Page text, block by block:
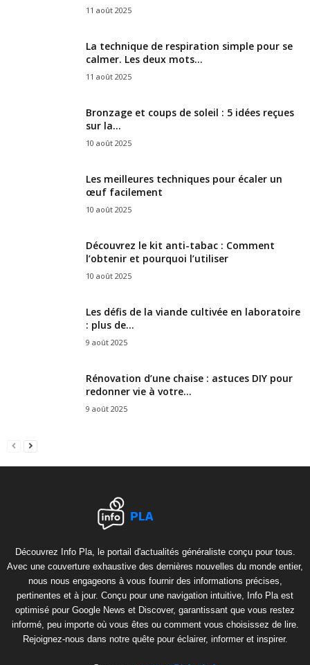
11 août 2025
La technique de respiration simple pour se
calmer. Les deux mots...
11 août 2025
Bronzage et coups de soleil : 5 idées reçues
sur la...
10 août 2025
Les meilleures techniques pour écaler un
œuf facilement
10 août 2025
Découvrez le kit anti-tabac : Comment
l’obtenir et pourquoi l’utiliser
10 août 2025
Les défis de la viande cultivée en laboratoire
: plus de...
9 août 2025
Rénovation d’une chaise : astuces DIY pour
redonner vie à votre...
9 août 2025
Découvrez Info Pla, le portail d'actualités généraliste conçu pour tous.
Avec une couverture exhaustive des dernières nouvelles du monde entier,
nous nous engageons à vous fournir des informations précises,
pertinentes et à jour. Conçu pour une navigation intuitive, Info Pla est
optimisé pour Google News et Discover, garantissant que vous restez
informé, peu importe où vous êtes ou comment vous choisissez de lire.
Rejoignez-nous dans notre quête pour éclairer, informer et inspirer.